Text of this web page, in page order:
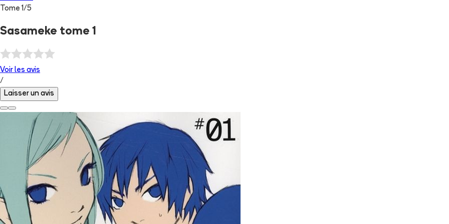
Tome1/5
Sasameke tome 1
Voir les avis
/
Laisser un avis